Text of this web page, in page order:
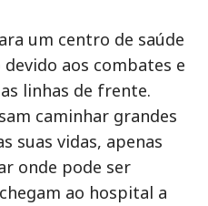
um centro de saúde
aos combates e
linhas de frente.
caminhar grandes
suas vidas, apenas
onde pode ser
ao hospital a